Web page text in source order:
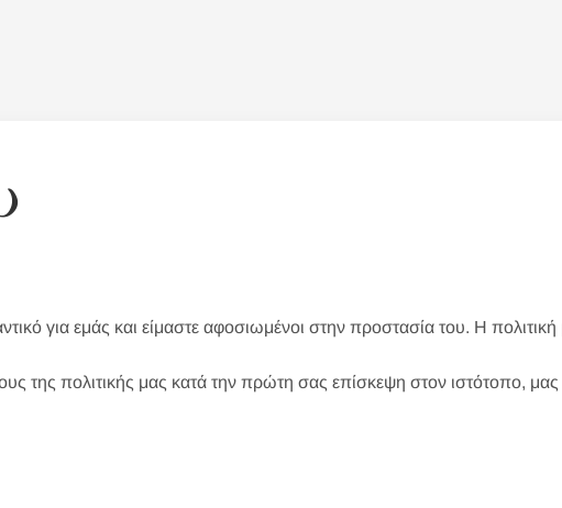
για εμάς και είμαστε αφοσιωμένοι στην προστασία του. Η
πολιτικής μας κατά την πρώτη σας επίσκεψη στον ιστότοπο, μας